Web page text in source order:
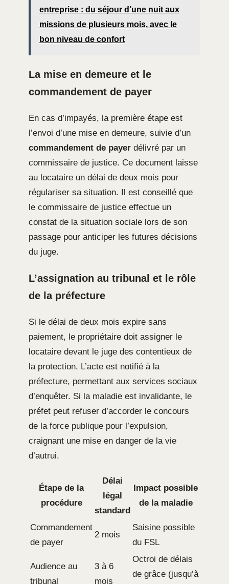
entreprise : du séjour d’une nuit aux
missions de plusieurs mois, avec le
bon niveau de confort
La mise en demeure et le
commandement de payer
En cas d’impayés, la première étape est
l’envoi d’une mise en demeure, suivie d’un
commandement de payer délivré par un
commissaire de justice. Ce document laisse
au locataire un délai de deux mois pour
régulariser sa situation. Il est conseillé que
le commissaire de justice effectue un
constat de la situation sociale lors de son
passage pour anticiper les futures décisions
du juge.
L’assignation au tribunal et le rôle
de la préfecture
Si le délai de deux mois expire sans
paiement, le propriétaire doit assigner le
locataire devant le juge des contentieux de
la protection. L’acte est notifié à la
préfecture, permettant aux services sociaux
d’enquêter. Si la maladie est invalidante, le
préfet peut refuser d’accorder le concours
de la force publique pour l’expulsion,
craignant une mise en danger de la vie
d’autrui.
Étape de la
procédure
Délai
légal
standard
Impact possible
de la maladie
Commandement
de payer
2 mois
Saisine possible
du FSL
Audience au
tribunal
3 à 6
mois
Octroi de délais
de grâce (jusqu’à